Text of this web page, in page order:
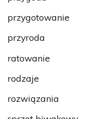
przygotowanie
przyroda
ratowanie
rodzaje
rozwiązania